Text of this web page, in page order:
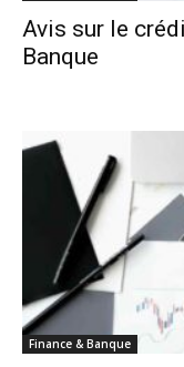
Avis sur le
Banque
Finance & Banque